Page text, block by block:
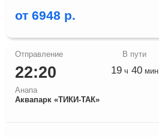
от 6948 р.
22:20
Анапа
Аквапарк «ТИКИ-ТАК»
19ч 40мин